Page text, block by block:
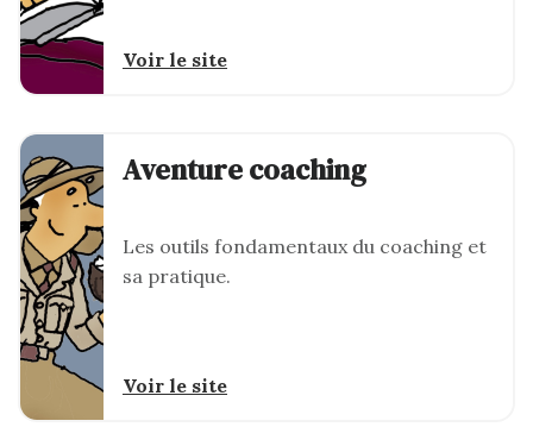
Voir le site
Aventure coaching
Les outils fondamentaux du coaching et
sa pratique.
Voir le site